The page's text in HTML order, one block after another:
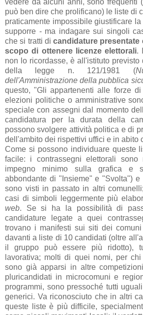
vedere da alcuni anni, sono frequenti
può ben dire che prolificano) le liste di
praticamente impossibile giustificare
supporre - ma indagare sui singoli
che si tratti dicandidature presentate
scopo di ottenere licenze elettorali.
non lo ricordasse, è all'istituto previsto
della legge n. 121/1981 (
dell'Amministrazione della pubblica
questo, "Gli appartenenti alle forze
elezioni politiche o amministrative
speciale con assegni dal momento
candidatura per la durata della
possono svolgere attività politica e di
dell'ambito dei rispettivi uffici e in abito
Come si possono individuare queste
facile: i contrassegni elettorali sono
impegno minimo sulla grafica e
abbondante di "Insieme" e "Svolta")
sono visti in passato in altri
casi di simboli leggermente più
web. Se si ha la possibilità di
candidature legate a quei
trovano i manifesti sui siti dei
davanti a liste di 10 candidati (oltre
il gruppo può essere più ridotto),
lavorativa; molti di quei nomi, per
sono già apparsi in altre
pluricandidati in microcomuni e
programmi, sono pressoché tutti
generici. Va riconosciuto che in altri
queste liste è più difficile,